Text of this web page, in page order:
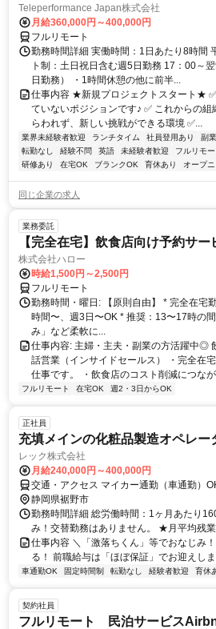
Teleperformance Japan株式会社
月給360,000円～400,000円
フルリモート
勤務時間詳細 実働時間：1日あたり8時間
ト制：土日祝日含む週5日勤務 17：00～
日勤務） ・1時間休憩の他に前半...
仕事内容 ★新規プロジェクトスタート★
ていないポジションです♪ ✅ これからの
らわれず、新しい挑戦ができる環境 ✅...
業界未経験者歓迎 ランチタイム 社員登用あり 副
転勤なし
経験不問 英語 未経験者歓迎 フルリモー
研修あり
在宅OK ブランクOK 育休あり オープ
同じ企業の求人
業務委託
【完全在宅】飲食店向け予約サ
株式会社ハロー
時給1,500円～2,500円
フルリモート
勤務時間・曜日: 【原則自由】 * 完全在宅
時間〜、週3日〜OK * 推奨：13〜17時の
み」など柔軟に...
仕事内容: 主婦・主夫・副業の方活躍中◎
話営業（インサイドセールス） ・完全在
仕事です。 ・飲食店のコスト削減につな
フルリモート 在宅OK 週2・3日からOK
正社員
充填メインの化粧品製造オペレ
レック株式会社
月給240,000円～400,000円
交通・アクセス マイカー通勤（車通勤）
静岡県裾野市
勤務時間詳細 総労働時間：1ヶ月あたり
み！交替勤務はありません。 ★月平均残
仕事内容 ＼「激落ちくん」等でおなじみ
る！ 前職給与は「ほぼ保証」でお迎えし
車通勤OK 固定時間制 転勤なし 経験者歓迎 育休
契約社員
フルリモート 民泊サービス